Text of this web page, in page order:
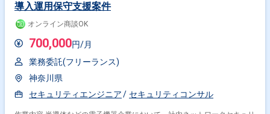
導入運用保守支援案件
オンライン商談OK
700,000円/月
業務委託(フリーランス)
神奈川県
セキュリティエンジニア
セキュリティコンサル